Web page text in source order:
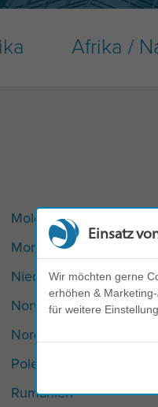
Afrika /
Moldawien
Montenegro
Niederlande
Norwegen
Nordmazedonien
Polen
Rumänien
Einsatz
Wir möchten gerne
erhöhen &
für weitere